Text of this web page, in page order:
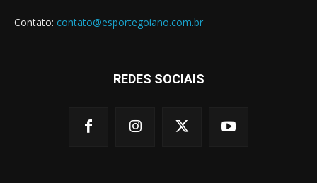
Contato: contato@esportegoiano.com.br
REDES SOCIAIS